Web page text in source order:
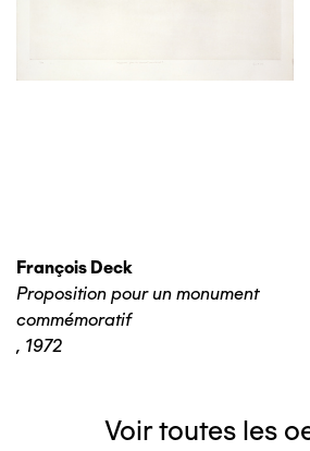
François Deck
Proposition pour un monument
commémoratif
, 1972
Voir toutes les